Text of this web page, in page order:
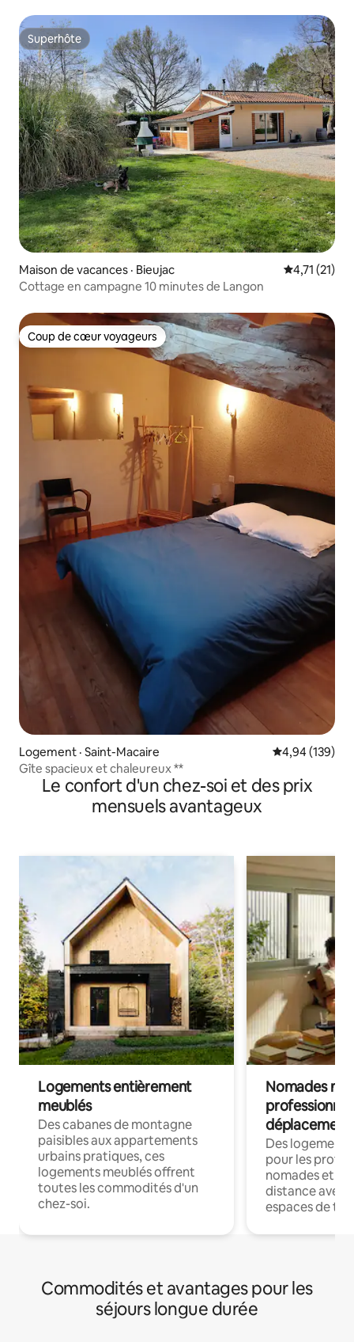
Superhôte
Superhôte
Maison de vacances · Bieujac Note
4,71 (21)
Cottage en campagne 10 minutes de Langon
Coup de cœur voyageurs
Coup de cœur voyageurs
Logement · Saint-Macaire Note
4,94 (139)
Gîte spacieux et chaleureux **
Le confort d'un chez-soi et des prix
mensuels avantageux
Logements entièrement
meublés
Des cabanes de montagne
paisibles aux appartements
urbains pratiques, ces
logements meublés offrent
toutes les commodités d'un
chez-soi.
Nomades
déplacement
Des
pour les
nomades et
distance avec
espaces de
Commodités et avantages pour les
séjours longue durée